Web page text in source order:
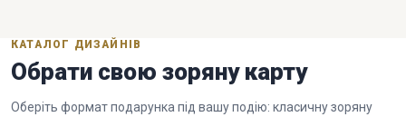
КАТАЛОГ ДИЗАЙНІВ
Обрати свою зоряну карту
Оберіть формат подарунка під вашу подію: класичну зоряну